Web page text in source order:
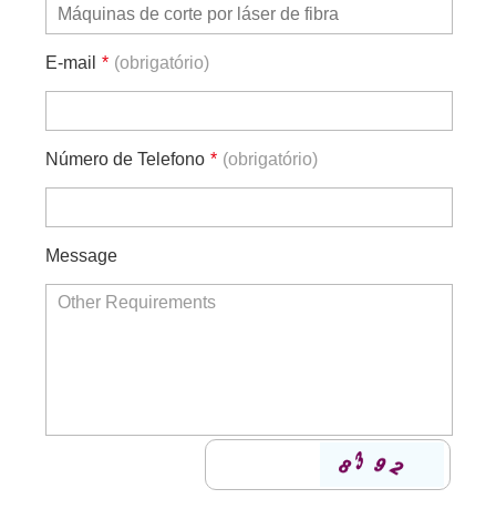
E-mail * (obrigatório)
Número de Telefono * (obrigatório)
Message